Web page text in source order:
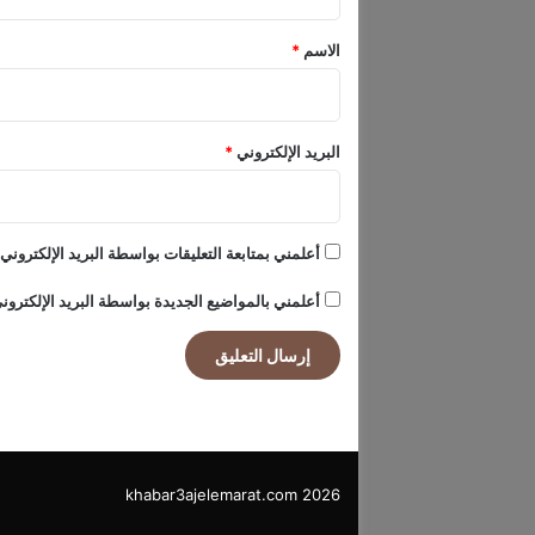
د
م
ة
ل
ر
ك
ب
*
الاسم *
البريد الإلكتروني*
أعلمني بمتابعة التعليقات بواسطة البريد
أعلمني بالمواضيع الجديدة بواسطة البريد
khabar3ajelemarat.com 2026